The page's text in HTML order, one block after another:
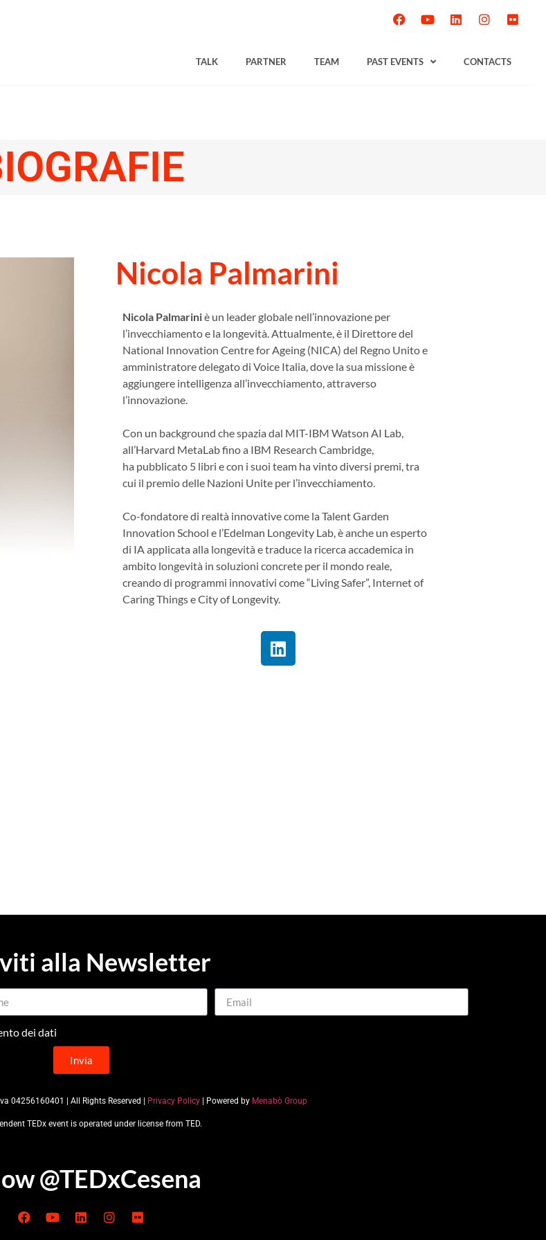
TALK PARTNER TEAM PAST EVENTS CONTACTS
Nicola Palmarini
Nicola Palmariniè un leader globale nell’innovazione per
l’invecchiamento e la longevità. Attualmente, è il Direttore del
National Innovation Centre for Ageing (NICA) del Regno Unito e
amministratore delegato di Voice Italia, dove la sua missione è
aggiungere intelligenza all’invecchiamento, attraverso
l’innovazione.
Con un background che spazia dal MIT-IBM Watson AI Lab,
all’Harvard MetaLab fino a IBM Research Cambridge,
ha pubblicato 5 libri e con i suoi team ha vinto diversi premi, tra
cui il premio delle Nazioni Unite per l’invecchiamento.
Co-fondatore di realtà innovative come la Talent Garden
Innovation School e l’Edelman Longevity Lab, è anche un esperto
di IA applicata alla longevità e traduce la ricerca accademica in
ambito longevità in soluzioni concrete per il mondo reale,
creando di programmi innovativi come “Living Safer”, Internet of
Caring Things e City of Longevity.
alla Newsletter
dei dati
Invia
04256160401 | All Rights Reserved | Privacy Policy | Powered by Menabò Group
TEDx event is operated under license from TED.
@TEDxCesena